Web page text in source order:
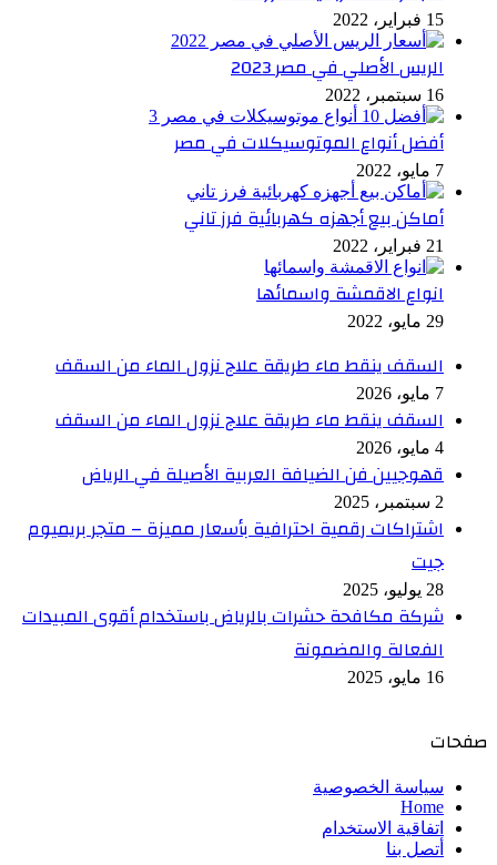
15 فبراير، 2022
الريس الأصلي في مصر 2023
16 سبتمبر، 2022
أفضل أنواع الموتوسيكلات في مصر
7 مايو، 2022
أماكن بيع أجهزه كهربائية فرز تاني
21 فبراير، 2022
انواع الاقمشة واسمائها
29 مايو، 2022
السقف ينقط ماء طريقة علاج نزول الماء من السقف
7 مايو، 2026
السقف ينقط ماء طريقة علاج نزول الماء من السقف
4 مايو، 2026
قهوجيين فن الضيافة العربية الأصيلة في الرياض
2 سبتمبر، 2025
اشتراكات رقمية احترافية بأسعار مميزة – متجر بريميوم
جيت
28 يوليو، 2025
شركة مكافحة حشرات بالرياض باستخدام أقوى المبيدات
الفعالة والمضمونة
16 مايو، 2025
صفحات
سياسة الخصوصية
Home
اتفاقية الاستخدام
أتصل بنا